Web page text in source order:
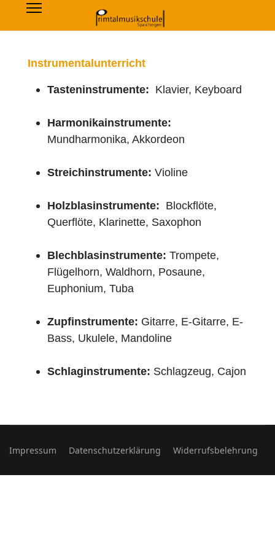
Instrumentalunterricht
Tasteninstrumente: Klavier, Keyboard
Harmonikainstrumente:
Mundharmonika, Akkordeon
Streichinstrumente: Violine
Holzblasinstrumente: Blockflöte,
Querflöte, Klarinette, Saxophon
Blechblasinstrumente: Trompete,
Flügelhorn, Waldhorn, Posaune,
Euphonium, Tuba
Zupfinstrumente: Gitarre, E-Gitarre, E-
Bass, Ukulele, Mandoline
Schlaginstrumente: Schlagzeug, Cajon
Impressum Datenschutzerklärung Widerrufsbelehrung